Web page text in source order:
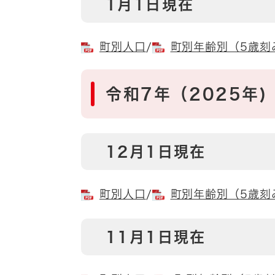
1月1日現在
町別人口 / 町別年齢別（5歳刻
令和7年（2025年)
12月1日現在
町別人口 / 町別年齢別（5歳刻
11月1日現在